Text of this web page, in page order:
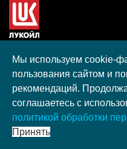
гранта, полученного в
культурных проектов
Согласие на
Разработка, поддержка
© 2026 МАУ «Редакция
Мы используем cookie-
пользования сайтом и
рекомендаций.
соглашаетесь с
политикой обработки
Принять